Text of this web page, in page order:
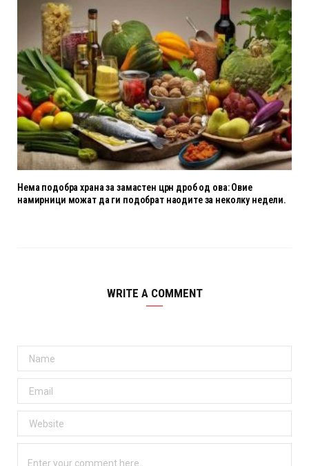
Нема подобра храна за замастен црн дроб од ова: Овие
намирници можат да ги подобрат наодите за неколку недели.
WRITE A COMMENT